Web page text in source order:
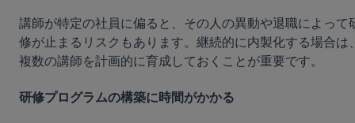
講師が特定の社員に偏ると、その人の異動や退職によって
修が止まるリスクもあります。継続的に内製化する場合は
複数の講師を計画的に育成しておくことが重要です。
研修プログラムの構築に時間がかかる